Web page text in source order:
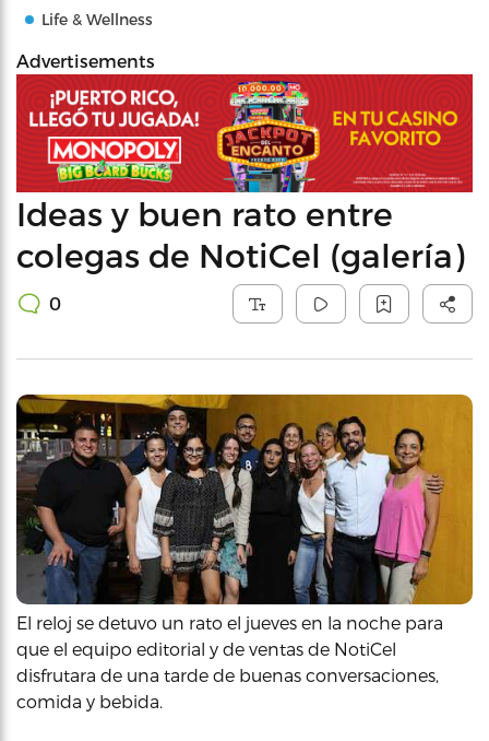
Life & Wellness
Advertisements
Ideas y buen rato entre
colegas de NotiCel (galería)
0
El reloj se detuvo un rato el jueves en la noche para
que el equipo editorial y de ventas de NotiCel
disfrutara de una tarde de buenas conversaciones,
comida y bebida.